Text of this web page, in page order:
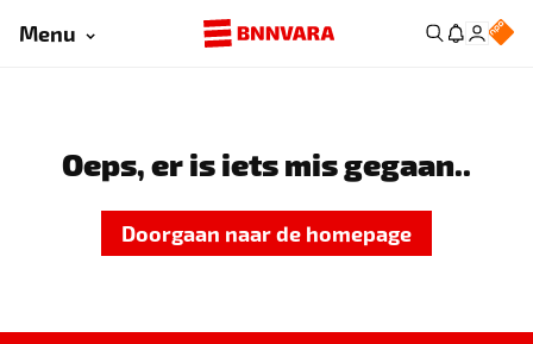
Menu
Oeps, er is iets mis gegaan..
Doorgaan naar de homepage